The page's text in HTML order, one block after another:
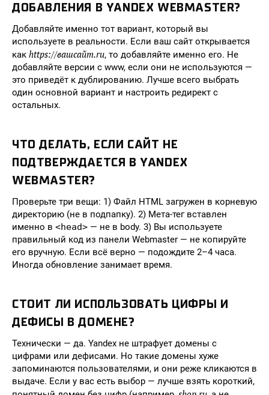
ДОБАВЛЕНИЯ В YANDEX WEBMASTER?
Добавляйте именно тот вариант, который вы
используете в реальности. Если ваш сайт открывается
как https://вашсайт.ru, то добавляйте именно его. Не
добавляйте версии с www, если они не используются —
это приведёт к дублированию. Лучше всего выбрать
один основной вариант и настроить редирект с
остальных.
ЧТО ДЕЛАТЬ, ЕСЛИ САЙТ НЕ
ПОДТВЕРЖДАЕТСЯ В YANDEX
WEBMASTER?
Проверьте три вещи: 1) Файл HTML загружен в корневую
директорию (не в подпапку). 2) Мета-тег вставлен
именно в <head> — не в body. 3) Вы используете
правильный код из панели Webmaster — не копируйте
его вручную. Если всё верно — подождите 2–4 часа.
Иногда обновление занимает время.
СТОИТ ЛИ ИСПОЛЬЗОВАТЬ ЦИФРЫ И
ДЕФИСЫ В ДОМЕНЕ?
Технически — да. Yandex не штрафует домены с
цифрами или дефисами. Но такие домены хуже
запоминаются пользователями, и они реже кликаются в
выдаче. Если у вас есть выбор — лучше взять короткий,